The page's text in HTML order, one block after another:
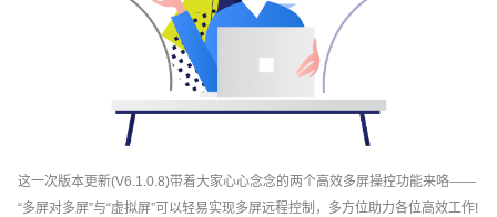
这一次版本更新(V6.1.0.8)带着大家心心念念的两个高效多屏操控功能来咯——
“多屏对多屏”与“虚拟屏”可以轻易实现多屏远程控制，多方位助力各位高效工作!